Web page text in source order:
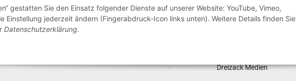
gestatten Sie den Einsatz folgender Dienste auf unserer Website: YouTube, Vimeo,
Einstellung jederzeit ändern (Fingerabdruck-Icon links unten). Weitere Details finden Sie
Datenschutzerklärung.
Perfected byDreizack Medien.